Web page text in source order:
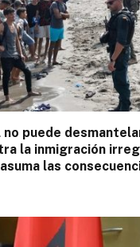
no puede
la inmigración
las